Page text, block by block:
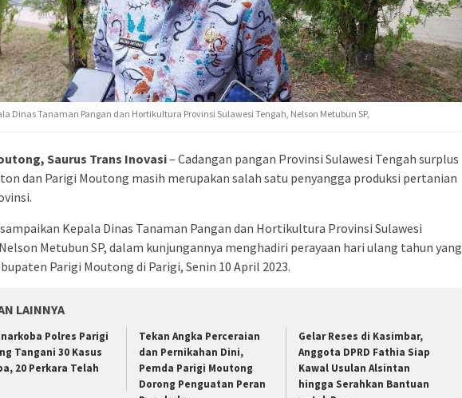
Dinas Tanaman Pangan dan Hortikultura Provinsi Sulawesi Tengah, Nelson Metubun SP,
Saurus Trans Inovasi– Cadangan pangan Provinsi Sulawesi Tengah surplus
dan Parigi Moutong masih merupakan salah satu penyangga produksi pertanian
Kepala Dinas Tanaman Pangan dan Hortikultura Provinsi Sulawesi
Metubun SP, dalam kunjungannya menghadiri perayaan hari ulang tahun yang
Parigi Moutong di Parigi, Senin 10 April 2023.
LAINNYA
Polres Parigi
Tangani 30 Kasus
20 Perkara Telah
Tekan Angka Perceraian
dan Pernikahan Dini,
Pemda Parigi Moutong
Dorong Penguatan Peran
Gelar Reses di Kasimbar,
Anggota DPRD Fathia Siap
Kawal Usulan Alsintan
hingga Serahkan Bantuan